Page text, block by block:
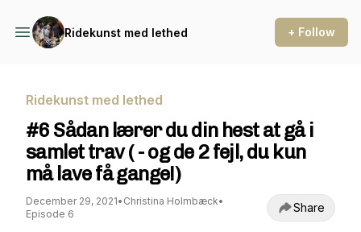
Ridekunst med lethed + Follow
Ridekunst med lethed
#6 Sådan lærer du din hest at gå i
samlet trav ( - og de 2 fejl, du kun
må lave få gange!)
December 29, 2021• Christina Holmbæck•
Episode 6
Share